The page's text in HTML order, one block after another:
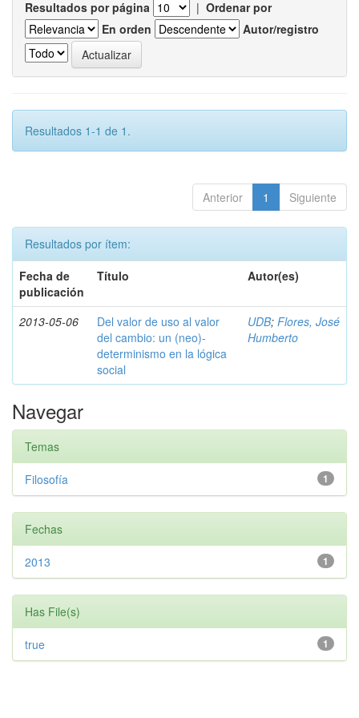
Resultados por página | Ordenar por
En orden
Autor/registro
Resultados 1-1 de 1.
Anterior 1 Siguiente
Resultados por ítem:
Fecha de
publicación
Título Autor(es)
2013-05-06
Del valor de uso al valor
del cambio: un (neo)-
determinismo en la lógica
social
UDB; Flores, José
Humberto
Navegar
Temas
1
Filosofía
Fechas
1
2013
Has File(s)
1
true